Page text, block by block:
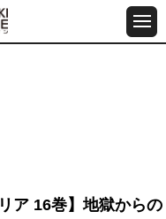
ア 16巻】地獄からの